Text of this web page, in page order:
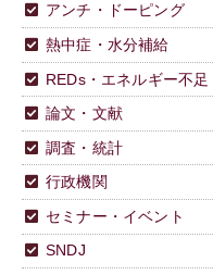
アンチ・ドーピング
熱中症・水分補給
REDs・エネルギー不足
論文・文献
調査・統計
行政機関
セミナー・イベント
SNDJ